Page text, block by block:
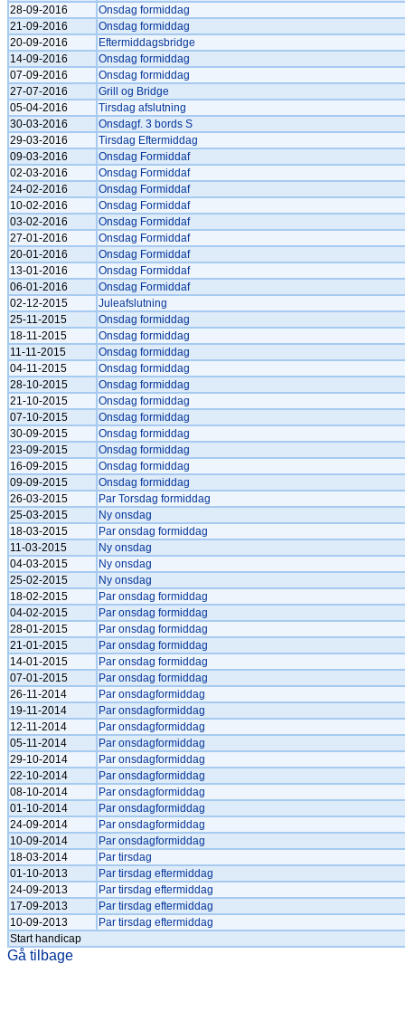
28-09-2016
Onsdag formiddag
21-09-2016
Onsdag formiddag
20-09-2016
Eftermiddagsbridge
14-09-2016
Onsdag formiddag
07-09-2016
Onsdag formiddag
27-07-2016
Grill og Bridge
05-04-2016
Tirsdag afslutning
30-03-2016
Onsdagf. 3 bords S
29-03-2016
Tirsdag Eftermiddag
09-03-2016
Onsdag Formiddaf
02-03-2016
Onsdag Formiddaf
24-02-2016
Onsdag Formiddaf
10-02-2016
Onsdag Formiddaf
03-02-2016
Onsdag Formiddaf
27-01-2016
Onsdag Formiddaf
20-01-2016
Onsdag Formiddaf
13-01-2016
Onsdag Formiddaf
06-01-2016
Onsdag Formiddaf
02-12-2015
Juleafslutning
25-11-2015
Onsdag formiddag
18-11-2015
Onsdag formiddag
11-11-2015
Onsdag formiddag
04-11-2015
Onsdag formiddag
28-10-2015
Onsdag formiddag
21-10-2015
Onsdag formiddag
07-10-2015
Onsdag formiddag
30-09-2015
Onsdag formiddag
23-09-2015
Onsdag formiddag
16-09-2015
Onsdag formiddag
09-09-2015
Onsdag formiddag
26-03-2015
Par Torsdag formiddag
25-03-2015
Ny onsdag
18-03-2015
Par onsdag formiddag
11-03-2015
Ny onsdag
04-03-2015
Ny onsdag
25-02-2015
Ny onsdag
18-02-2015
Par onsdag formiddag
04-02-2015
Par onsdag formiddag
28-01-2015
Par onsdag formiddag
21-01-2015
Par onsdag formiddag
14-01-2015
Par onsdag formiddag
07-01-2015
Par onsdag formiddag
26-11-2014
Par onsdagformiddag
19-11-2014
Par onsdagformiddag
12-11-2014
Par onsdagformiddag
05-11-2014
Par onsdagformiddag
29-10-2014
Par onsdagformiddag
22-10-2014
Par onsdagformiddag
08-10-2014
Par onsdagformiddag
01-10-2014
Par onsdagformiddag
24-09-2014
Par onsdagformiddag
10-09-2014
Par onsdagformiddag
18-03-2014
Par tirsdag
01-10-2013
Par tirsdag eftermiddag
24-09-2013
Par tirsdag eftermiddag
17-09-2013
Par tirsdag eftermiddag
10-09-2013
Par tirsdag eftermiddag
Start handicap
Gå tilbage